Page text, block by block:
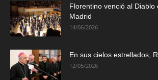
Florentino venció al Diablo
Madrid
14/06/2026
En sus cielos estrellados,
12/05/2026